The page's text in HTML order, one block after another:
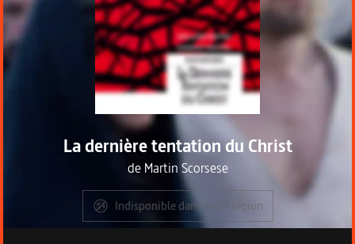
La dernière tentation du Christ
de Martin Scorsese
Indisponible dans votre région